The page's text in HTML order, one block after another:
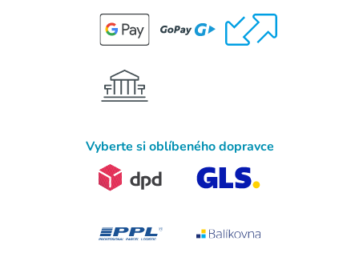
Vyberte si oblíbeného dopravce